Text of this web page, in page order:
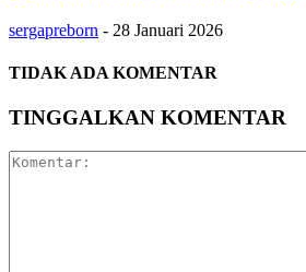
sergapreborn - 28 Januari 2026
TIDAK ADA KOMENTAR
TINGGALKAN KOMENTAR